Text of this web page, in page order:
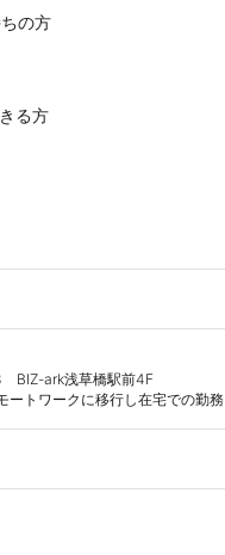
の方
る方
BIZ-ark浅草橋駅前4F
ートワークに移行し在宅での勤